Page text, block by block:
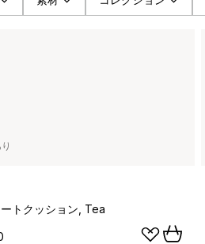
トクッション, Tea